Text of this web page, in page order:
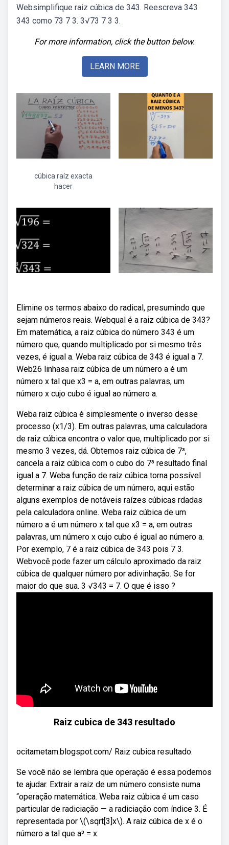
Websimplifique raiz cúbica de 343. Reescreva 343
343 como 73 7 3. 3√73 7 3 3.
For more information, click the button below.
LEARN MORE
cúbica raíz exacta
hacer
Elimine os termos abaixo do radical, presumindo que
sejam números reais. Webqual é a raiz cúbica de 343?
Em matemática, a raiz cúbica do número 343 é um
número que, quando multiplicado por si mesmo três
vezes, é igual a. Weba raiz cúbica de 343 é igual a 7.
Web26 linhasa raiz cúbica de um número a é um
número x tal que x3 = a, em outras palavras, um
número x cujo cubo é igual ao número a.
Weba raiz cúbica é simplesmente o inverso desse
processo (x1/3). Em outras palavras, uma calculadora
de raiz cúbica encontra o valor que, multiplicado por si
mesmo 3 vezes, dá. Obtemos raiz cúbica de 7³,
cancela a raiz cúbica com o cubo do 7³ resultado final
igual a 7. Weba função de raiz cúbica torna possível
determinar a raiz cúbica de um número, aqui estão
alguns exemplos de notáveis raízes cúbicas rdadas
pela calculadora online. Weba raiz cúbica de um
número a é um número x tal que x3 = a, em outras
palavras, um número x cujo cubo é igual ao número a.
Por exemplo, 7 é a raiz cúbica de 343 pois 7 3.
Webvocê pode fazer um cálculo aproximado da raiz
cúbica de qualquer número por adivinhação. Se for
maior do que sua. 3 √343 = 7. O que é isso ?
Raiz cubica de 343 resultado
ocitametam.blogspot.com/ Raiz cubica resultado.
Se você não se lembra que operação é essa podemos
te ajudar. Extrair a raiz de um número consiste numa
“operação matemática. Weba raiz cúbica é um caso
particular de radiciação — a radiciação com índice 3. É
representada por \(\sqrt[3]x\). A raiz cúbica de x é o
número a tal que a³ = x.